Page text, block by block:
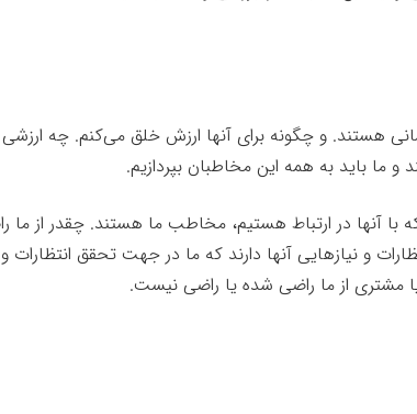
و چگونه برای آنها ارزش خلق می‌کنم. چه ارزشی را
ما باید به همه این مخاطبان بپردازیم.
با آنها در ارتباط هستیم، مخاطب ما هستند. چقدر از
و نیازهایی آنها دارند که ما در جهت تحقق انتظارات و
از ما راضی شده یا راضی نیست.